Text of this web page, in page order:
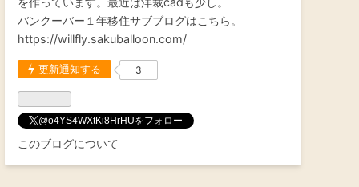
バンクーバー１年移住サブブログはこちら。
https://willfly.sakuballoon.com/
更新通知する 3
@o4YS4WXtKi8HrHUをフォロー
このブログについて